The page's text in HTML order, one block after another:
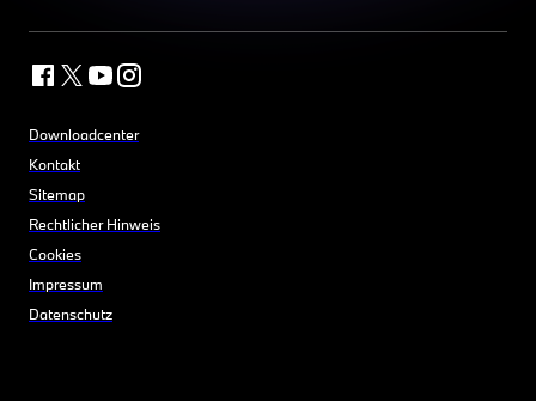
Downloadcenter
Kontakt
Sitemap
Rechtlicher Hinweis
Cookies
Impressum
Datenschutz